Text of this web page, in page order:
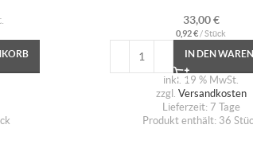
33,00€
0,92€ /Stück
IN DEN
inkl. 19 % MwSt.
zzgl. Versandkosten
Lieferzeit: 7 Tage
Produkt enthält: 36